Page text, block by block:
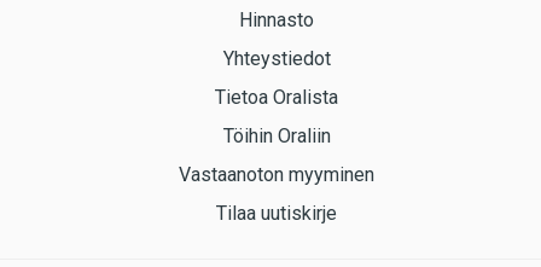
Hinnasto
Yhteystiedot
Tietoa Oralista
Töihin Oraliin
Vastaanoton myyminen
Tilaa uutiskirje